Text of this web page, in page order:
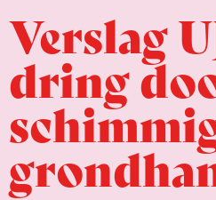
Verslag
dring